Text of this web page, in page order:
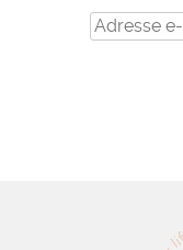
Adresse
e-